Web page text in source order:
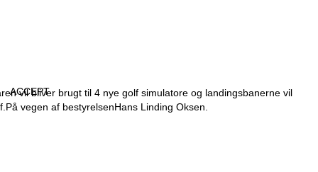
vil bliver brugt til 4 nye golf simulatore og landingsbanerne vil
På vegen af bestyrelsenHans Linding Oksen.
ACCEPT